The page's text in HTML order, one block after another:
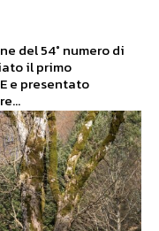
del 54° numero di
il primo
e presentato